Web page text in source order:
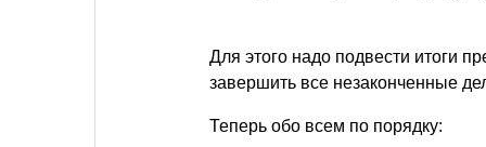
Для этого надо подвести итоги
завершить все незаконченные
Теперь обо всем по порядку: